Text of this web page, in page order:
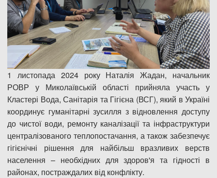
1 листопада 2024 року Наталія Жадан, начальник
РОВР у Миколаївській області прийняла участь у
Кластері Вода, Санітарія та Гігієна (ВСГ), який в Україні
координує гуманітарні зусилля з відновлення доступу
до чистої води, ремонту каналізації та інфраструктури
централізованого теплопостачання, а також забезпечує
гігієнічні рішення для найбільш вразливих верств
населення – необхідних для здоров'я та гідності в
районах, постраждалих від конфлікту.